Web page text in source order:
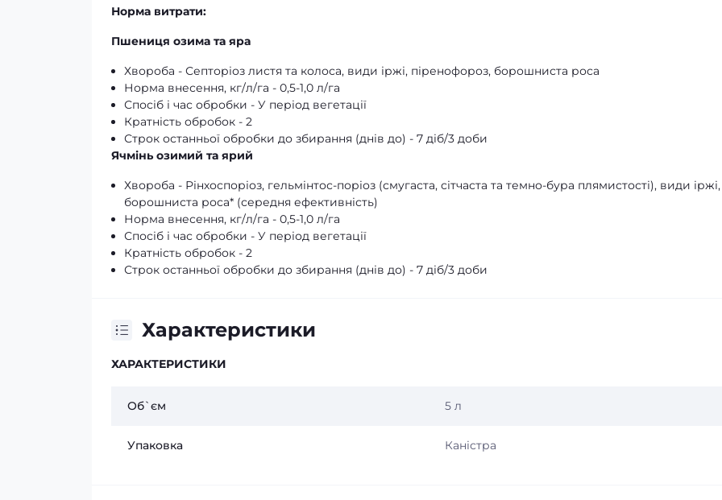
Норма витрати:
Пшениця озима та яра
Хвороба - Септоріоз листя та колоса, види іржі, піренофороз, борошниста роса
Норма внесення, кг/л/га - 0,5-1,0 л/га
Спосіб і час обробки - У період вегетації
Кратність обробок - 2
Строк останньої обробки до збирання (днів до) - 7 діб/3 доби
Ячмінь озимий та ярий
Хвороба - Рінхоспоріоз, гельмінтос-поріоз (смугаста, сітчаста та темно-бура плямистості), види іржі,
борошниста роса* (середня ефективність)
Норма внесення, кг/л/га - 0,5-1,0 л/га
Спосіб і час обробки - У період вегетації
Кратність обробок - 2
Строк останньої обробки до збирання (днів до) - 7 діб/3 доби
Характеристики
ХАРАКТЕРИСТИКИ
Об`єм 5 л
Упаковка Каністра